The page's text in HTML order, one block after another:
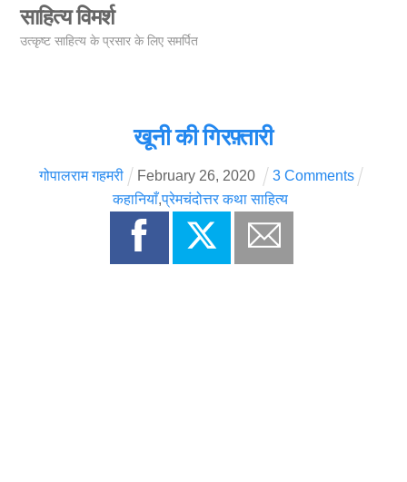
Skipसाहित्य विमर्श
उत्कृष्ट साहित्य के प्रसार के लिए समर्पित
खूनी की गिरफ़्तारी
गोपालराम गहमरी February 26, 2020
3 Comments
कहानियाँ,प्रेमचंदोत्तर कथा साहित्य